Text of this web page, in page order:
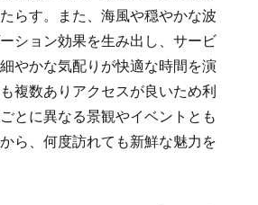
らす。また、海風や穏やかな波
ション効果を生み出し、サービ
やかな気配りが快適な時間を演
複数ありアクセスが良いため利
とに異なる景観やイベントとも
ら、何度訪れても新鮮な魅力を